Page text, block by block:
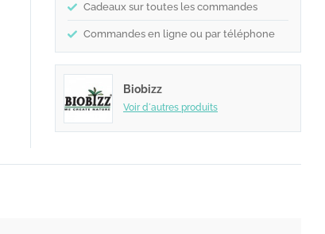
Cadeaux sur toutes les commandes
Commandes en ligne ou par téléphone
Biobizz
Voir d´autres produits